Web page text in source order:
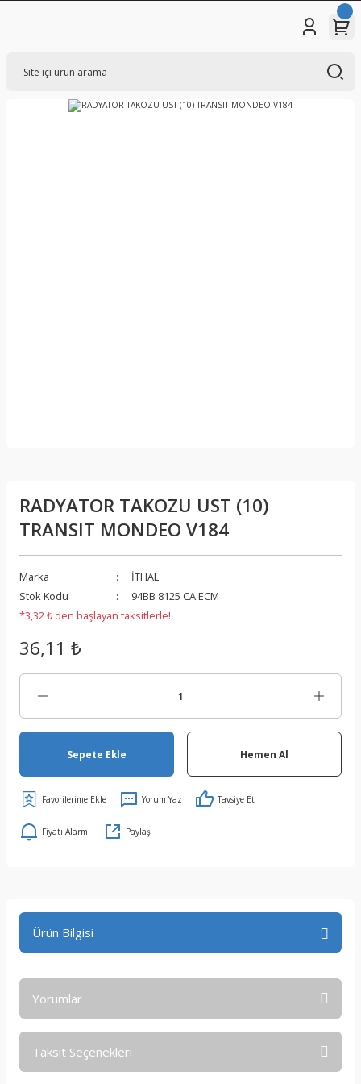
RADYATOR TAKOZU UST (10)
TRANSIT MONDEO V184
Marka
İTHAL
Stok Kodu
94BB 8125 CA.ECM
*3,32 ₺ den başlayan taksitlerle!
36,11 ₺
Sepete Ekle Hemen Al
Yorum Yaz Tavsiye Et
Fiyatı Alarmı Paylaş
Ürün Bilgisi
Yorumlar
Taksit Seçenekleri